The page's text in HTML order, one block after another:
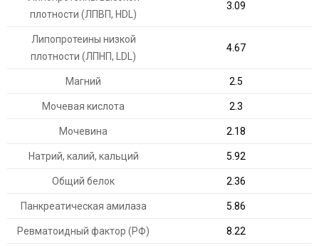
плотности (ЛПВП, HDL)
3.09
Липопротеины низкой
плотности (ЛПНП, LDL)
4.67
Магний 2.5
Мочевая кислота 2.3
Мочевина 2.18
Натрий, калий, кальций 5.92
Общий белок 2.36
Панкреатическая амилаза 5.86
Ревматоидный фактор (РФ) 8.22